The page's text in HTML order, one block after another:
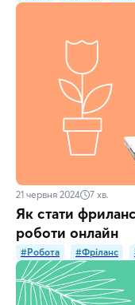
21 червня 2024 7 хв.
Як стати
роботи онлайн
#Робота #Фріланс